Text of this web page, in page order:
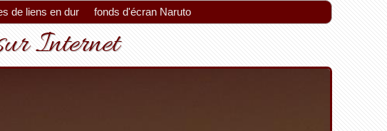
de liens en dur fonds d'écran Naruto
Internet